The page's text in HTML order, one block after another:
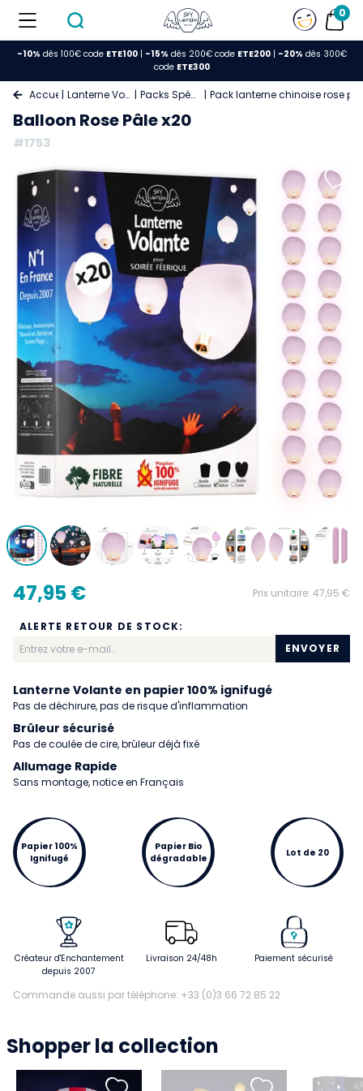
0
-10% dès 100€ code ETE100| -15% dès 200€ code ETE200| -20% dès 300€
code ETE300
Accueil Lanterne Volante Packs Spéciaux Pack lanterne chinoise rose
Balloon Rose Pâle x20
#1753
47,95 € Prix unitaire: 47,95 €
ALERTE RETOUR DE STOCK:
ENVOYER
Lanterne Volante en papier 100% ignifugé
Pas de déchirure, pas de risque d'inflammation
Brûleur sécurisé
Pas de coulée de cire, brûleur déjà fixé
Allumage Rapide
Sans montage, notice en Français
Papier 100%
Ignifugé
Papier Bio
dégradable
Lot de 20
Créateur d'Enchantement
depuis 2007
Livraison 24/48h Paiement sécurisé
Commande aussi par téléphone: +33 (0)3 66 72 85 22
Shopper la collection